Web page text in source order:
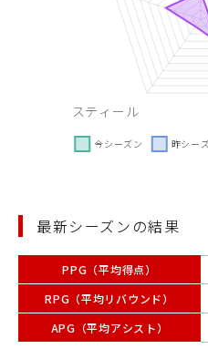
最新シーズンの結果
PPG（平均得点）
RPG（平均リバウンド）
APG（平均アシスト）